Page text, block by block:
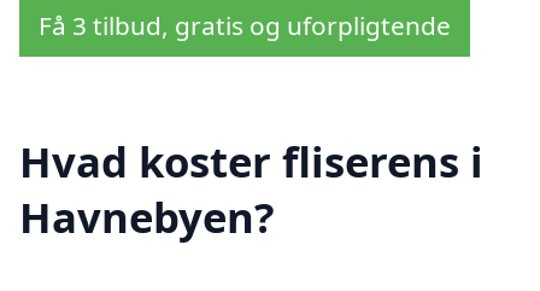
Få 3 tilbud, gratis og uforpligtende
Hvad koster fliserens i
Havnebyen?